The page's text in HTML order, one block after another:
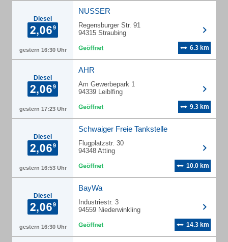
Diesel
gestern 16:30 Uhr
NUSSER
Regensburger Str. 91
94315 Straubing
6.3 km
Diesel
gestern 17:23 Uhr
AHR
Am Gewerbepark 1
94339 Leiblfing
9.3 km
Diesel
gestern 16:53 Uhr
Schwaiger Freie Tankstelle
Flugplatzstr. 30
94348 Atting
10.0 km
Diesel
gestern 16:30 Uhr
BayWa
Industriestr. 3
94559 Niederwinkling
14.3 km